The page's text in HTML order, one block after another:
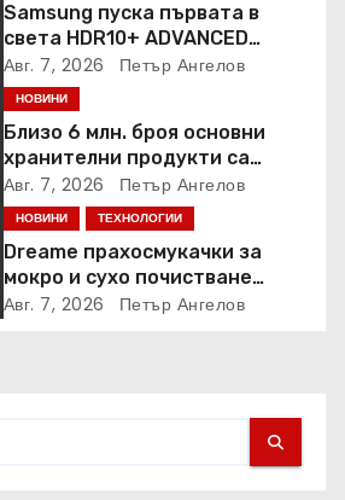
Samsung пуска първата в
света HDR10+ ADVANCED
стрийминг услуга в Prime
Video
Авг. 7, 2026 Петър Ангелов
НОВИНИ
Близо 6 млн. броя основни
хранителни продукти са
закупени от „Кошница с
грижа“ в Kaufland от старта на
кампанията
Авг. 7, 2026 Петър Ангелов
НОВИНИ ТЕХНОЛОГИИ
Dreame прахосмукачки за
мокро и сухо почистване
надхвърлиха 2 000 патентни
Авг. 7, 2026 Петър Ангелов